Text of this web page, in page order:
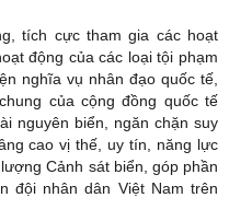
tích cực tham gia các hoạt
động của các loại tội phạm
nghĩa vụ nhân đạo quốc tế,
của cộng đồng quốc tế
nguyên biển, ngăn chặn suy
cao vị thế, uy tín, năng lực
Cảnh sát biển, góp phần
đội nhân dân Việt Nam trên